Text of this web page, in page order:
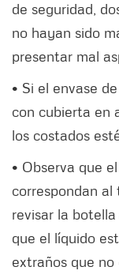
de seguridad,
no hayan sido
presentar mal
• Si el envase
con cubierta en
los costados
• Observa que
correspondan
revisar la
que el líquido
extraños que